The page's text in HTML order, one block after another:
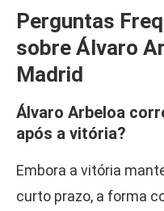
Perguntas
sobre Álvaro
Madrid
Álvaro Arbeloa
após a vitória?
Embora a vitória
curto prazo, a forma